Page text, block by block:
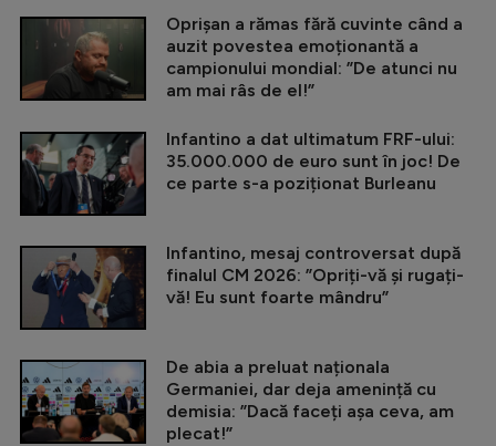
Oprișan a rămas fără cuvinte când a
auzit povestea emoționantă a
campionului mondial: ”De atunci nu
am mai râs de el!”
Infantino a dat ultimatum FRF-ului:
35.000.000 de euro sunt în joc! De
ce parte s-a poziționat Burleanu
Infantino, mesaj controversat după
finalul CM 2026: ”Opriți-vă și rugați-
vă! Eu sunt foarte mândru”
De abia a preluat naționala
Germaniei, dar deja amenință cu
demisia: ”Dacă faceți așa ceva, am
plecat!”